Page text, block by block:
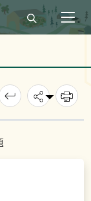
打開搜尋輸入
回上一頁
分享
列